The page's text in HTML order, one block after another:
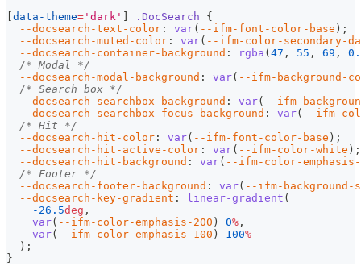
data-theme= 'dark' .DocSearch
{
--docsearch-text-color : var( --ifm-font-color-base ) ;
--docsearch-muted-color : var( --ifm-color-secondary-
--docsearch-container-background : rgba ( 47 , 55 , 69 ,
/* Modal */
--docsearch-modal-background : var( --ifm-background-
/* Search box */
--docsearch-searchbox-background : var( --ifm-
--docsearch-searchbox-focus-background : var( --ifm-
/* Hit */
--docsearch-hit-color : var( --ifm-font-color-base ) ;
--docsearch-hit-active-color : var( --ifm-color-white ) ;
--docsearch-hit-background : var( --ifm-color-emphasis-
/* Footer */
--docsearch-footer-background : var( --ifm-background-
--docsearch-key-gradient : linear-gradient (
-26.5deg ,
var( --ifm-color-emphasis-200 ) 0% ,
var( --ifm-color-emphasis-100 ) 100%
) ;
}